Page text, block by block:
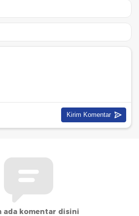
ada komentar disini